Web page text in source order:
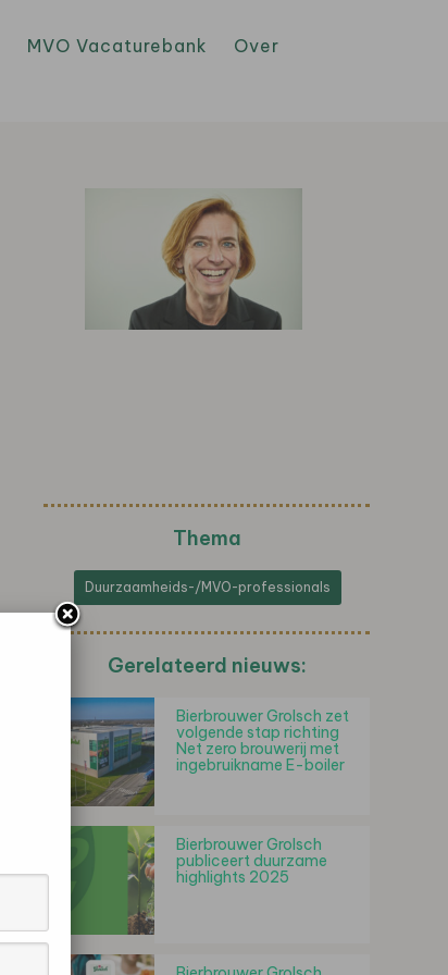
MVO Vacaturebank
Over
Thema
Duurzaamheids-/MVO-professionals
Gerelateerd nieuws:
Bierbrouwer Grolsch zet
volgende stap richting
Net zero brouwerij met
ingebruikname E-boiler
Bierbrouwer Grolsch
publiceert duurzame
highlights 2025